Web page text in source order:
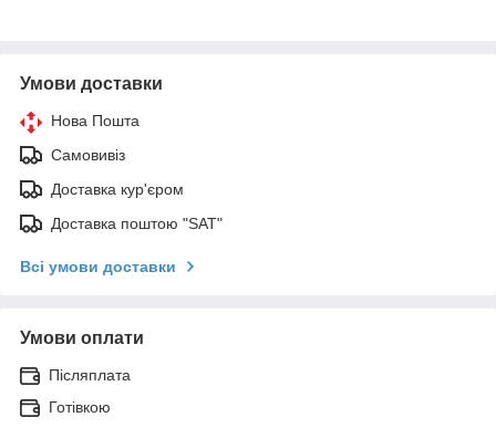
Умови доставки
Нова Пошта
Самовивіз
Доставка кур'єром
Доставка поштою "SAT"
Всі умови доставки
Умови оплати
Післяплата
Готівкою